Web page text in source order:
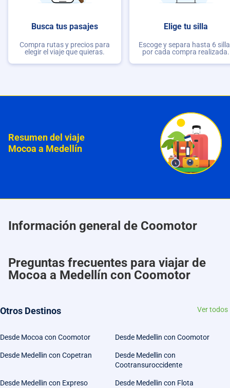
Busca tus pasajes
Compra rutas y precios para
elegir el viaje que quieras.
Elige tu silla
Escoge y separa hasta 6
por cada compra realizada.
Resumen del viaje
Mocoa a Medellín
Información general de Coomotor
Preguntas frecuentes para viajar de
Mocoa a Medellín con Coomotor
Otros Destinos Ver todos
Desde Mocoa con Coomotor Desde Medellin con Coomotor
Desde Medellin con Copetran
Desde Medellin con
Cootransuroccidente
Desde Medellin con Expreso
Desde Medellin con Flota